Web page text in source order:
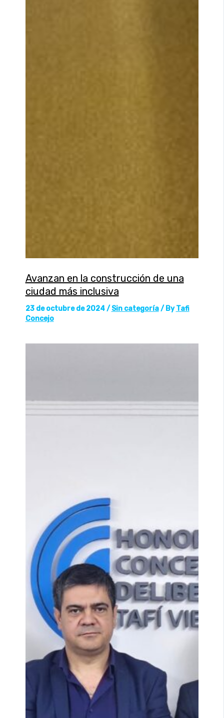
Avanzan en la construcción de una
ciudad más inclusiva
23 de octubre de 2024/ Sin categoría/ ByTafi
Concejo